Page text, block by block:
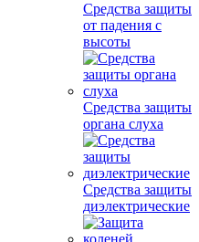
Средства защиты
от падения с
высоты
Средства защиты
органа слуха
Средства защиты
диэлектрические